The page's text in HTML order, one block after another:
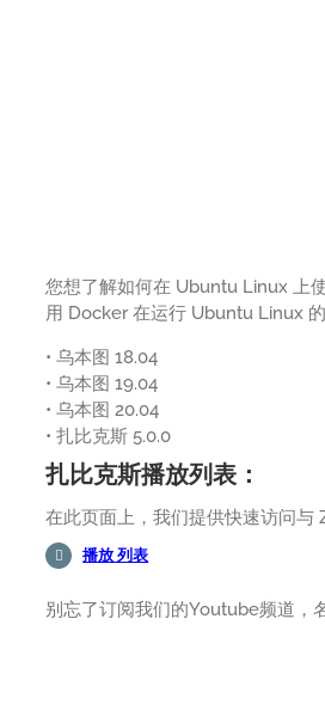
您想了解如何在 Ubuntu Linux 上
用 Docker 在运行 Ubuntu Linux
• 乌本图 18.04
• 乌本图 19.04
• 乌本图 20.04
• 扎比克斯 5.0.0
扎比克斯播放列表：
在此页面上，我们提供快速访问与
播放 列表
别忘了订阅我们的Youtube频道，